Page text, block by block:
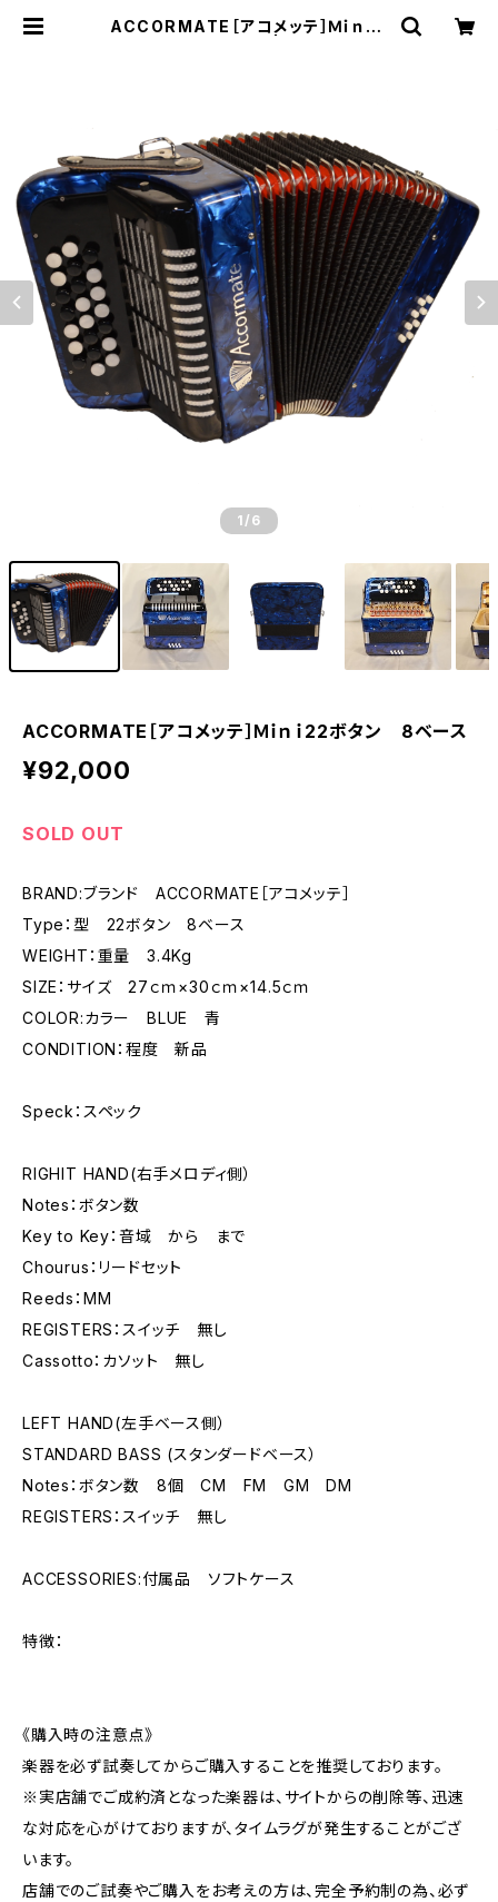
ACCORMATE［アコメッテ］Ｍｉｎｉ2
1 /6
ACCORMATE［アコメッテ］Ｍｉｎｉ22ボタン 8ベース
¥92,000
SOLD OUT
BRAND:ブランド ACCORMATE［アコメッテ］
Type：型 22ボタン 8ベース
WEIGHT：重量 3.4Kg
SIZE：サイズ 27ｃｍ×30ｃｍ×14.5ｃｍ
COLOR:カラー BLUE 青
CONDITION：程度 新品
Speck：スペック
RIGHIT HAND(右手メロディ側）
Notes：ボタン数
Key to Key：音域 から まで
Chourus：リードセット
Reeds：MM
REGISTERS：スイッチ 無し
Cassotto：カソット 無し
LEFT HAND(左手ベース側）
STANDARD BASS (スタンダードベース）
Notes：ボタン数 8個 CM FM GM DM
REGISTERS：スイッチ 無し
ACCESSORIES:付属品 ソフトケース
特徴：
《購入時の注意点》
楽器を必ず試奏してからご購入することを推奨しております。
※実店舗でご成約済となった楽器は、サイトからの削除等、迅速
な対応を心がけておりますが、タイムラグが発生することがござ
います。
店舗でのご試奏やご購入をお考えの方は、完全予約制の為、必ず